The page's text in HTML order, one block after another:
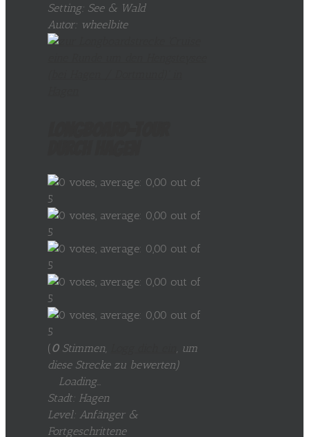
Setting: See & Wald
Autor: wheelbite
(0Stimmen,
, um
diese Strecke zu bewerten)
Loading...
Stadt: Hagen
Level: Anfänger &
Fortgeschrittene